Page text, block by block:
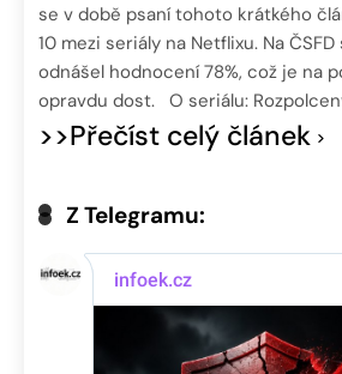
se v době psaní tohoto krátkého
10 mezi seriály na Netflixu. Na
odnášel hodnocení 78%, což je na
opravdu dost. O seriálu:
>>Přečíst celý článek
Z Telegramu: